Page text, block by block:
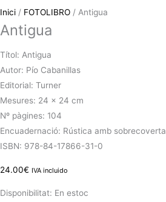
Inici / FOTOLIBRO / Antigua
Antigua
Títol: Antigua
Autor: Pío Cabanillas
Editorial: Turner
Mesures: 24 × 24 cm
Nº pàgines: 104
Encuadernació: Rústica amb sobrecoverta
ISBN: 978-84-17866-31-0
24.00€ IVA incluido
Disponibilitat: En estoc